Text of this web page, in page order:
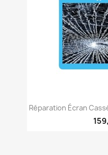
Réparation Écran